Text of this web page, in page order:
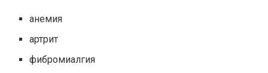
анемия
артрит
фибромиалгия